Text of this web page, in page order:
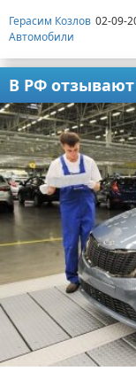
Герасим Козлов 02-09-
Автомобили
В РФ отзывают